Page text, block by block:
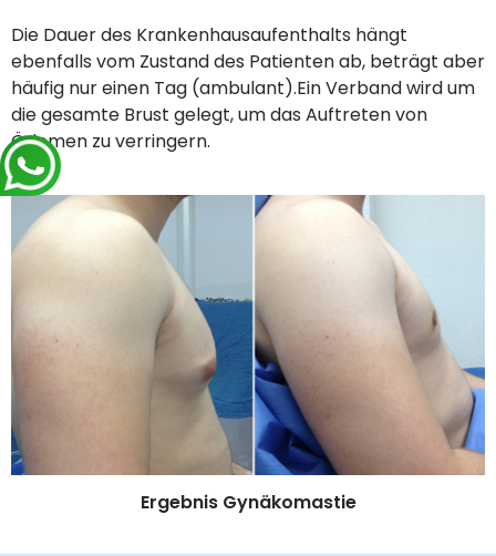
Die Dauer des Krankenhausaufenthalts hängt
ebenfalls vom Zustand des Patienten ab, beträgt aber
häufig nur einen Tag (ambulant).Ein Verband wird um
die gesamte Brust gelegt, um das Auftreten von
Ödemen zu verringern.
Ergebnis Gynäkomastie